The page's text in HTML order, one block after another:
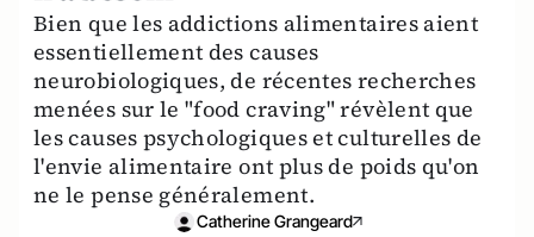
Bien que les addictions alimentaires aient
essentiellement des causes
neurobiologiques, de récentes recherches
menées sur le "food craving" révèlent que
les causes psychologiques et culturelles de
l'envie alimentaire ont plus de poids qu'on
ne le pense généralement.
Catherine Grangeard